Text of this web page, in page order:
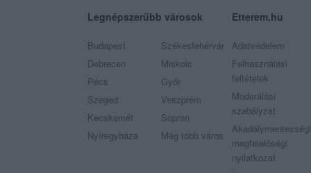
Legnépszerűbb városok
Budapest
Debrecen
Pécs
Szeged
Kecskemét
Nyíregyháza
Székesfehérvár
Miskolc
Győr
Veszprém
Sopron
Még több város
Etterem.hu
Adatvédelem
Felhasználási
feltételek
Moderálási
szabályzat
Akadálymentességi
megfelelőségi
nyilatkozat